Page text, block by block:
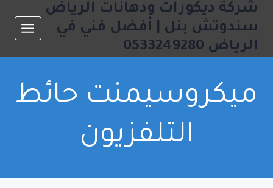
التجاوز
المحتوى
شركة ديكورات ودهانات الرياض
سندوتش بنل | أفضل فني في
الرياض 0533249280
ميكروسيمنت حائط
التلفزيون